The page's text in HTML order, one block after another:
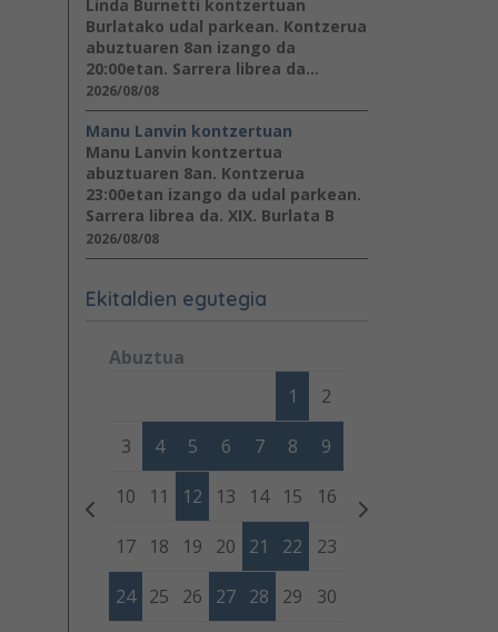
Linda Burnetti kontzertuan
Burlatako udal parkean. Kontzerua
abuztuaren 8an izango da
20:00etan. Sarrera librea da...
2026/08/08
Manu Lanvin kontzertuan
Manu Lanvin kontzertua
abuztuaren 8an. Kontzerua
23:00etan izango da udal parkean.
Sarrera librea da. XIX. Burlata B
2026/08/08
Ekitaldien egutegia
Abuztua
Miércoles Jueves
1 2
3 4 5 6 7 8 9
10 11 12 13 14 15 16
17 18 19 20 21 22 23
24 25 26 27 28 29 30